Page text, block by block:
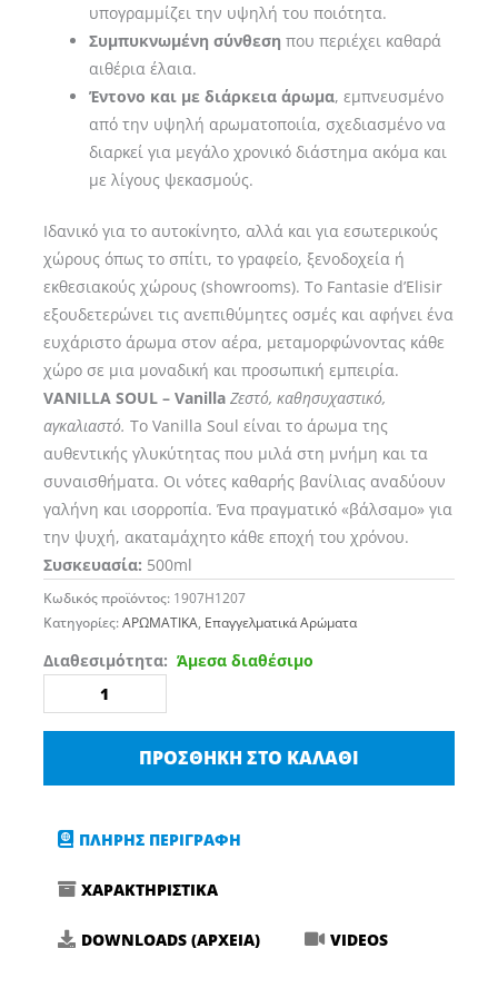
υπογραμμίζει την υψηλή του ποιότητα.
Συμπυκνωμένη σύνθεση που περιέχει καθαρά
αιθέρια έλαια.
Έντονο και με διάρκεια άρωμα, εμπνευσμένο
από την υψηλή αρωματοποιία, σχεδιασμένο να
διαρκεί για μεγάλο χρονικό διάστημα ακόμα και
με λίγους ψεκασμούς.
Ιδανικό για το αυτοκίνητο, αλλά και για εσωτερικούς
χώρους όπως το σπίτι, το γραφείο, ξενοδοχεία ή
εκθεσιακούς χώρους (showrooms). Το Fantasie d’Elisir
εξουδετερώνει τις ανεπιθύμητες οσμές και αφήνει ένα
ευχάριστο άρωμα στον αέρα, μεταμορφώνοντας κάθε
χώρο σε μια μοναδική και προσωπική εμπειρία.
VANILLA SOUL – Vanilla Ζεστό, καθησυχαστικό,
αγκαλιαστό. Το Vanilla Soul είναι το άρωμα της
αυθεντικής γλυκύτητας που μιλά στη μνήμη και τα
συναισθήματα. Οι νότες καθαρής βανίλιας αναδύουν
γαλήνη και ισορροπία. Ένα πραγματικό «βάλσαμο» για
την ψυχή, ακαταμάχητο κάθε εποχή του χρόνου.
Συσκευασία: 500ml
Κωδικός προϊόντος: 1907H1207
Κατηγορίες:ΑΡΩΜΑΤΙΚΑ, Επαγγελματικά Αρώματα
Διαθεσιμότητα: Άμεσα διαθέσιμο
FANTASIE
ELISIR
Σπρέι
Αυτοκινήτου
ποσότητα
ΠΡΟΣΘΉΚΗ ΣΤΟ ΚΑΛΆΘΙ
ΠΛΗΡΗΣ ΠΕΡΙΓΡΑΦΗ
ΧΑΡΑΚΤΗΡΙΣΤΙΚΑ
DOWNLOADS (ΑΡΧΕΙΑ) VIDEOS